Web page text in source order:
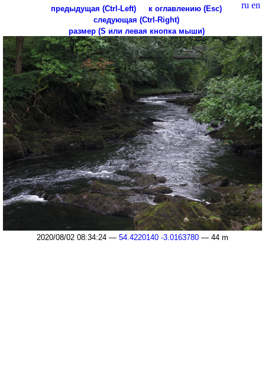
ru en
предыдущая (Ctrl-Left)
к оглавлению (Esc)
следующая (Ctrl-Right)
размер (S или левая кнопка мыши)
2020/08/02 08:34:24 — 54.4220140 -3.0163780 — 44 m